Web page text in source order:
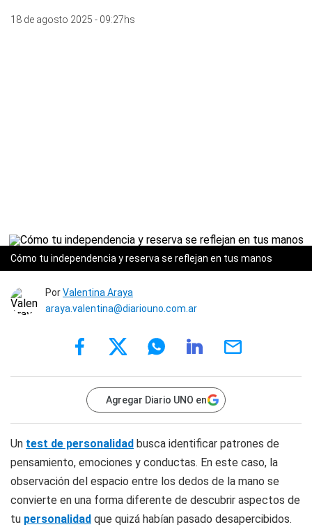
18 de agosto 2025 - 09:27hs
Cómo tu independencia y reserva se reflejan en tus manos
PorValentina Araya
araya.valentina@diariouno.com.ar
Agregar Diario UNO en
Un test de personalidad busca identificar patrones de
pensamiento, emociones y conductas. En este caso, la
observación del espacio entre los dedos de la mano se
convierte en una forma diferente de descubrir aspectos de
tu personalidad que quizá habían pasado desapercibidos.